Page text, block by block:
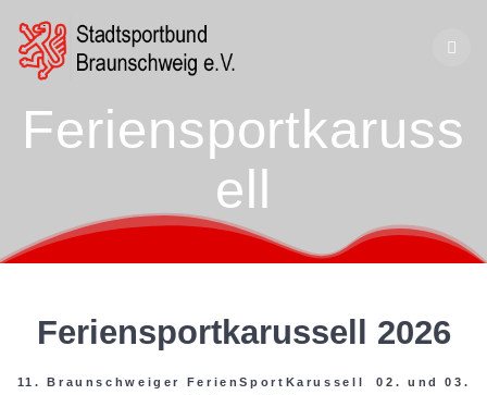
Feriensportkaruss
ell
Feriensportkarussell 2026
11. Braunschweiger FerienSportKarussell 02. und 03.